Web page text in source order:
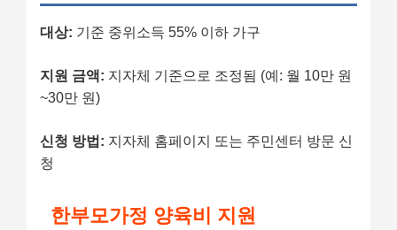
대상: 기준 중위소득 55% 이하 가구
지원 금액: 지자체 기준으로 조정됨 (예: 월 10만 원
~30만 원)
신청 방법: 지자체 홈페이지 또는 주민센터 방문 신
청
한부모가정 양육비 지원